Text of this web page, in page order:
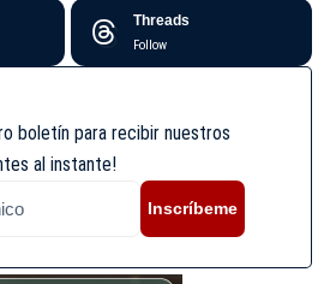
Threads
Follow
boletín para recibir nuestros
al instante!
Inscríbeme